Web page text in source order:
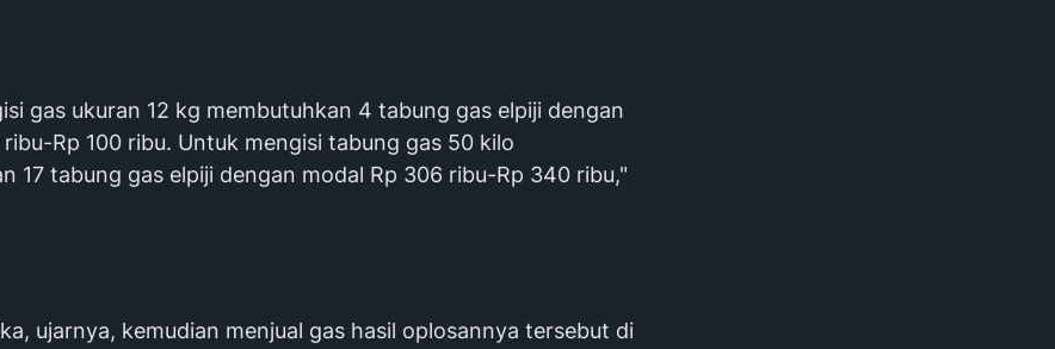
gas ukuran 12 kg membutuhkan 4 tabung gas elpiji dengan
Rp 100 ribu. Untuk mengisi tabung gas 50 kilo
17 tabung gas elpiji dengan modal Rp 306 ribu-Rp 340 ribu,"
ujarnya, kemudian menjual gas hasil oplosannya tersebut di